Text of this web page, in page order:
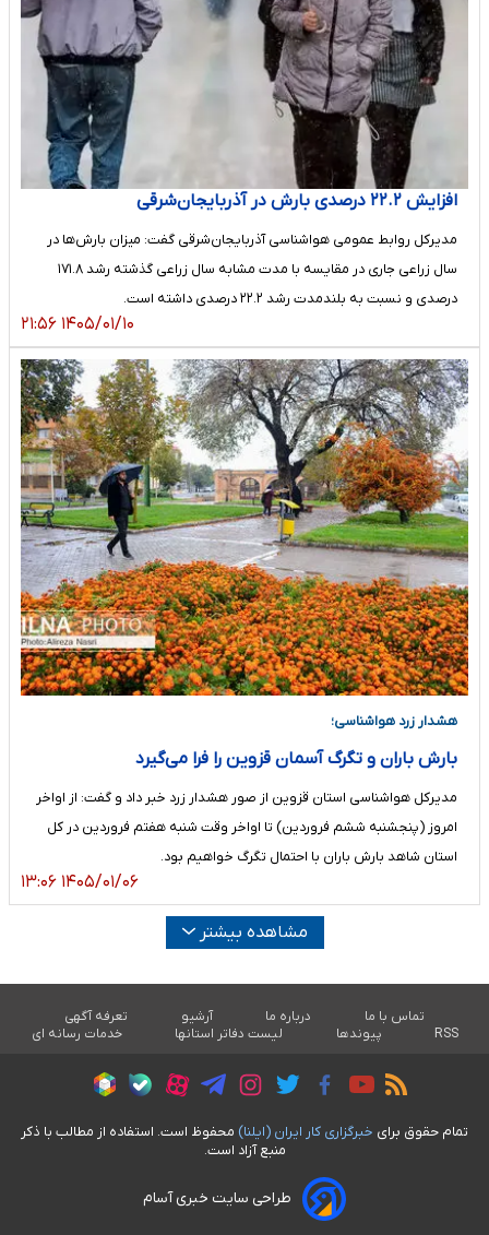
افزایش ۲۲.۲ درصدی بارش‌ در آذربایجان‌شرقی
مدیرکل روابط عمومی هواشناسی آذربایجان‌شرقی گفت: میزان بارش‌ها در
سال زراعی جاری در مقایسه با مدت مشابه سال زراعی گذشته رشد ۱۷۱.۸
درصدی و نسبت به بلندمدت رشد ۲۲.۲ درصدی داشته است.
۱۴۰۵/۰۱/۱۰ ۲۱:۵۶
هشدار زرد هواشناسی؛
بارش باران و تگرگ آسمان قزوین را فرا می‌گیرد
مدیرکل هواشناسی استان قزوین از صور هشدار زرد خبر داد و گفت: از اواخر
امروز (پنجشنبه ششم فروردین) تا اواخر وقت شنبه هفتم فروردین در کل
استان شاهد بارش باران با احتمال تگرگ خواهیم بود.
۱۴۰۵/۰۱/۰۶ ۱۳:۰۶
مشاهده بیشتر
تماس با ما درباره ما آرشیو
تعرفه آگهی
RSS
پیوندها لیست دفاتر استانها خدمات رسانه ای
تمام حقوق برای خبرگزاری کار ايران (ايلنا) محفوظ است. استفاده از مطالب با ذکر
منبع آزاد است.
طراحی سایت خبری آسام